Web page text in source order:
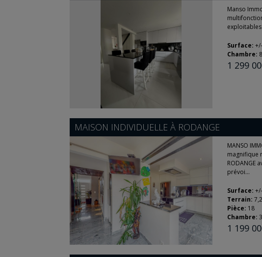
Manso
Surface:
Chambre: 8
1 299
MAISON INDIVIDUELLE À RODANGE
MANSO
magnifique
RODANGE
prévoi...
Surface:
Terrain:
Pièce: 18
Chambre: 3
1 199